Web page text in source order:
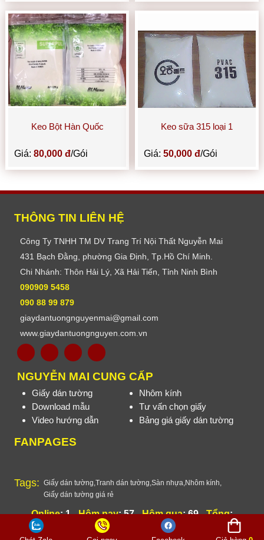
Keo Bột Hàn Quốc
Giá:80,000 đ/Gói
Keo sữa 315 loại 1
Giá: 50,000 đ/Gói
THÔNG TIN LIÊN HỆ
Công Ty TNHH TM DV Trang Trí Nội Thất Nguyễn Mai
431 Bạch Đằng, phường Gia Định, Tp.Hồ Chí Minh.
Chi Nhánh: Thôn Hải Lý, Xã Hải Tiến, Tỉnh Ninh Bình
090909 5458
090 88 99 879
giaydantuongnguyenmai@gmail.com
www.giaydantuongnguyen.com.vn
NGUYỄN MAI CUNG CẤP
Giấy dán tường
Nhôm kính
Download mẫu
Tư vấn chọn giấy
Video hướng dẫn
Bảng giá giấy dán tường
FANPAGES
Tags: Giấy dán tường ,Tranh dán tường ,Sàn nhựa Nhôm kính
Giấy dán tường giá rẻ
Online: 1 -Hôm nay: 57 -Hôm qua: 69 -Tổng: